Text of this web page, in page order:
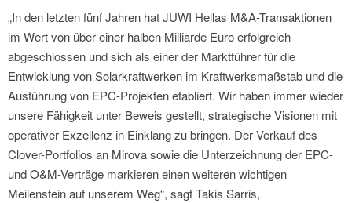
„In den letzten fünf Jahren hat JUWI Hellas M&A-Transaktionen
im Wert von über einer halben Milliarde Euro erfolgreich
abgeschlossen und sich als einer der Marktführer für die
Entwicklung von Solarkraftwerken im Kraftwerksmaßstab und die
Ausführung von EPC-Projekten etabliert. Wir haben immer wieder
unsere Fähigkeit unter Beweis gestellt, strategische Visionen mit
operativer Exzellenz in Einklang zu bringen. Der Verkauf des
Clover-Portfolios an Mirova sowie die Unterzeichnung der EPC-
und O&M-Verträge markieren einen weiteren wichtigen
Meilenstein auf unserem Weg“, sagt Takis Sarris,